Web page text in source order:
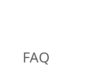
FAQ